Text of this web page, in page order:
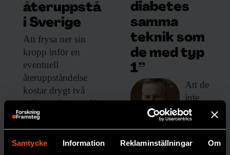
Samtycke Information Reklaminställningar Om
återuppstå
i Sverige
Att frysa ner sin
kropp inför en
eventuell
återuppståndelse
kostar drygt två
miljoner kronor. Nu
planeras ett lager för
djupfrysta människor
i norra Sverige.
diabetes
samma
teknik som
de med typ
1”
Att de
inte
erbjuds
löpand
mätnin